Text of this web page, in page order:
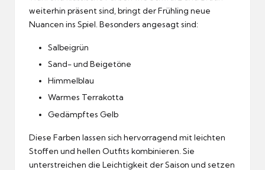
weiterhin präsent sind, bringt der Frühling neue
Nuancen ins Spiel. Besonders angesagt sind:
Salbeigrün
Sand- und Beigetöne
Himmelblau
Warmes Terrakotta
Gedämpftes Gelb
Diese Farben lassen sich hervorragend mit leichten
Stoffen und hellen Outfits kombinieren. Sie
unterstreichen die Leichtigkeit der Saison und setzen